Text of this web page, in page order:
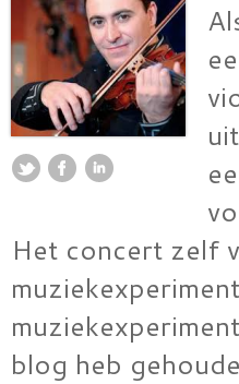
Het concert zelf
blog heb